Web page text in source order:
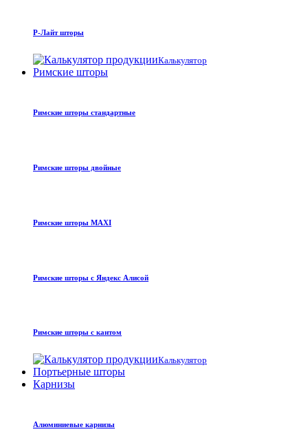
Р-Лайт шторы
Калькулятор
Римские шторы
Римские шторы стандартные
Римские шторы двойные
Римские шторы MAXI
Римские шторы с Яндекс Алисой
Римские шторы с кантом
Калькулятор
Портьерные шторы
Карнизы
Алюминиевые карнизы